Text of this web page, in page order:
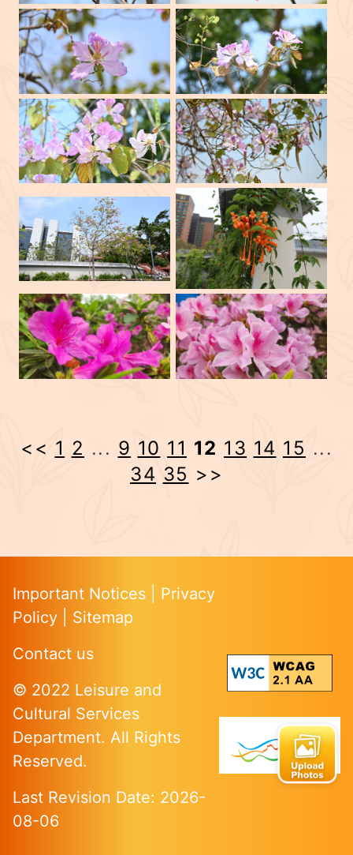
<< 1 2 ... 9 10 11 12 13 14 15 ...
34 35 >>
Important Notices
Privacy
Policy
Sitemap
Contact us
© 2022 Leisure and
Cultural Services
Department. All Rights
Reserved.
Last Revision Date: 2026-
08-06